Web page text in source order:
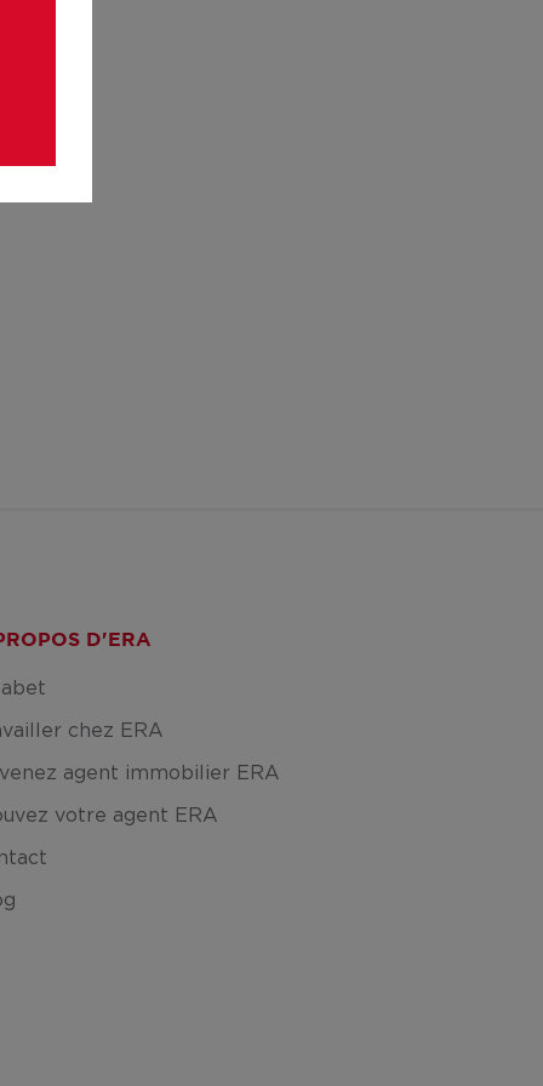
D'ERA
chez ERA
agent immobilier ERA
votre agent ERA